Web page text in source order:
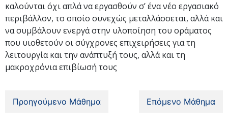
καλούνται όχι απλά να εργασθούν σ’ ένα νέο εργασιακό
περιβάλλον, το οποίο συνεχώς μεταλλάσσεται, αλλά και
να συμβάλουν ενεργά στην υλοποίηση του οράματος
που υιοθετούν οι σύγχρονες επιχειρήσεις για τη
λειτουργία και την ανάπτυξή τους, αλλά και τη
μακροχρόνια επιβίωσή τους
Προηγούμενο Μάθημα Επόμενο Μάθημα